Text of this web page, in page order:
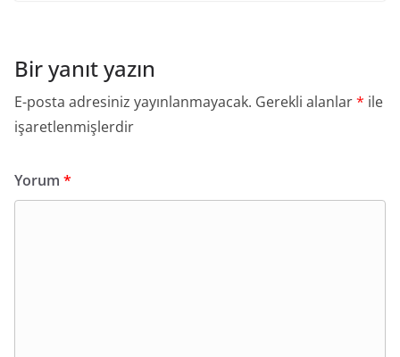
Bir yanıt yazın
E-posta adresiniz yayınlanmayacak. Gerekli alanlar* ile
işaretlenmişlerdir
Yorum *